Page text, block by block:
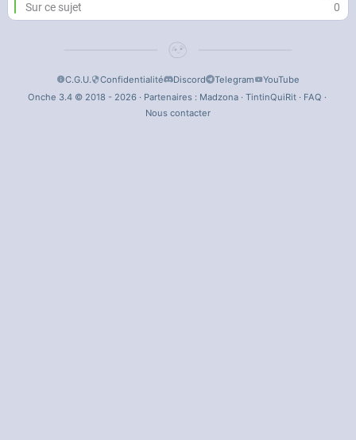
Sur ce sujet 0
C.G.U. Confidentialité Discord Telegram
YouTube
Onche 3.4 © 2018 - 2026 · Partenaires : Madzona· TintinQuiRit· FAQ ·
Nous contacter